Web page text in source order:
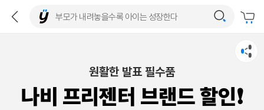
원활한 발표 필수품
나비 프리젠터 브랜드 할인❗